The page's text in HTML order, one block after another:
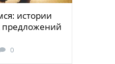
истории
предложений
0